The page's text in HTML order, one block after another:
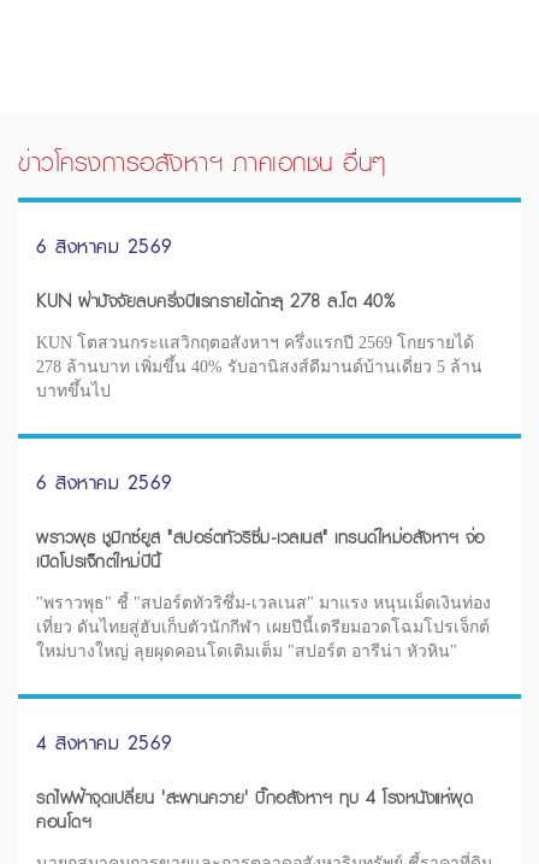
ข่าวโครงการอสังหาฯ ภาคเอกชน อื่นๆ
6 สิงหาคม 2569
KUN ฝ่าปัจจัยลบครึ่งปีแรกรายได้ทะลุ 278 ล.โต 40%
KUN โตสวนกระแสวิกฤตอสังหาฯ ครึ่งแรกปี 2569 โกยรายได้
278 ล้านบาท เพิ่มขึ้น 40% รับอานิสงส์ดีมานด์บ้านเดี่ยว 5 ล้าน
บาทขึ้นไป
6 สิงหาคม 2569
พราวพุธ ชูมิกซ์ยูส "สปอร์ตทัวริซึ่ม-เวลเนส" เทรนด์ใหม่อสังหาฯ จ่อ
เปิดโปรเจ็กต์ใหม่ปีนี้
"พราวพุธ" ชี้ "สปอร์ตทัวริซึ่ม-เวลเนส" มาแรง หนุนเม็ดเงินท่อง
เที่ยว ดันไทยสู่ฮับเก็บตัวนักกีฬา เผยปีนี้เตรียมอวดโฉมโปรเจ็กต์
ใหม่บางใหญ่ ลุยผุดคอนโดเติมเต็ม "สปอร์ต อารีน่า หัวหิน"
4 สิงหาคม 2569
รถไฟฟ้าจุดเปลี่ยน 'สะพานควาย' บิ๊กอสังหาฯ ทุบ 4 โรงหนังแห่ผุด
คอนโดฯ